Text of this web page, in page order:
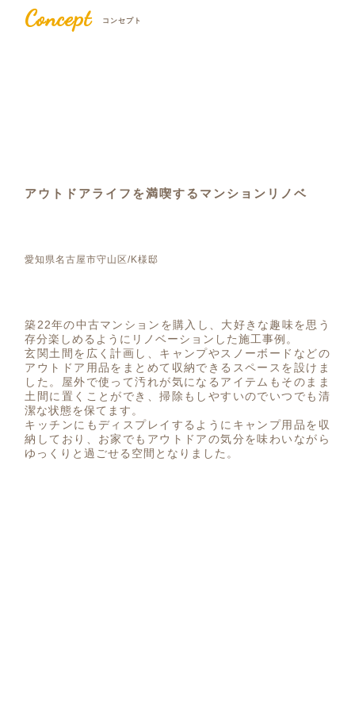
Concept コンセプト
アウトドアライフを満喫するマンションリノベ
愛知県名古屋市守山区/K様邸
築22年の中古マンションを購入し、大好きな趣味を思う
存分楽しめるようにリノベーションした施工事例。
玄関土間を広く計画し、キャンプやスノーボードなどの
アウトドア用品をまとめて収納できるスペースを設けま
した。屋外で使って汚れが気になるアイテムもそのまま
土間に置くことができ、掃除もしやすいのでいつでも清
潔な状態を保てます。
キッチンにもディスプレイするようにキャンプ用品を収
納しており、お家でもアウトドアの気分を味わいながら
ゆっくりと過ごせる空間となりました。